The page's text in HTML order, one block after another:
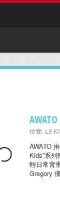
AWATO
位置: L9
AWATO
Kids”系
輕日常背
Gregory